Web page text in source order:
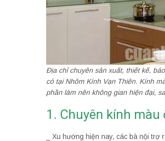
Địa chỉ chuyên sản xuất, thiết kế,
có tại Nhôm Kính Vạn Thiên. Kính
phần làm nên không gian hiện đại,
1. Chuyên kính
_ Xu hướng hiện nay, các bà nội